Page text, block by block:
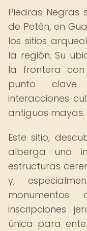
Piedras Negras
de Petén, en
los sitios
la región. Su
la frontera con
punto clave
interacciones
antiguos mayas.
Este sitio,
alberga una
estructuras
y,
inscripciones
única para